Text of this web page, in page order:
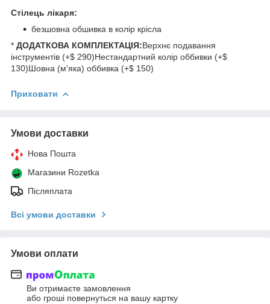
Стілець лікаря:
безшовна обшивка в колір крісла
* ДОДАТКОВА КОМПЛЕКТАЦІЯ:Верхнє подавання
інструментів (+$ 290)Нестандартний колір оббивки (+$
130)Шовна (м'яка) оббивка (+$ 150)
Приховати
Умови доставки
Нова Пошта
Магазини Rozetka
Післяплата
Всі умови доставки
Умови оплати
Ви отримаєте замовлення
або гроші повернуться на вашу картку